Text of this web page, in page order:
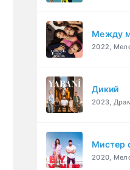
Между
2022,
Дикий
2023,
Мистер
2020,